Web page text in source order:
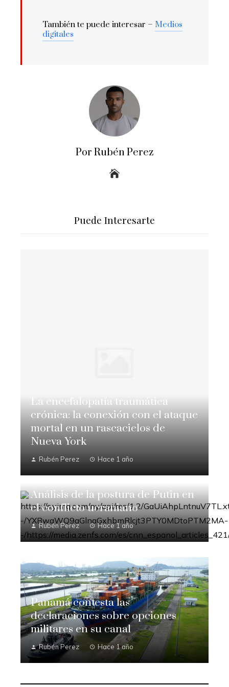
También te puede interesar – Medios
digitales
Por Rubén Perez
Puede Interesarte
La encefalopatía traumática
crónica: la conexión con el ataque
mortal en un rascacielos de
Nueva York
Rubén Perez Hace 1 año
Análisis de la postura de Putin en
el conflicto ucraniano
Rubén Perez Hace 1 año
Panamá contesta las
declaraciones sobre opciones
militares en su canal
Rubén Perez Hace 1 año